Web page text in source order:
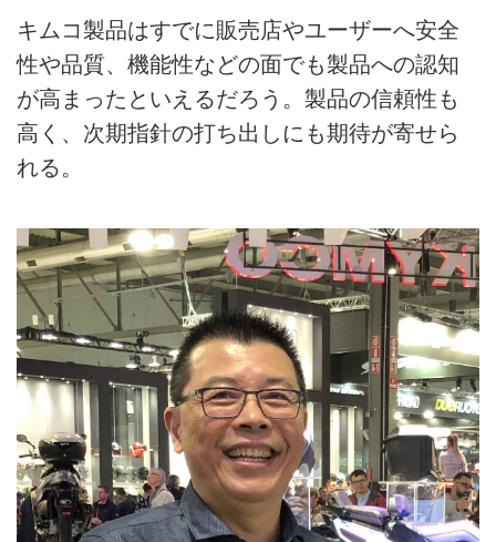
キムコ製品はすでに販売店やユーザーへ安全
性や品質、機能性などの面でも製品への認知
が高まったといえるだろう。製品の信頼性も
高く、次期指針の打ち出しにも期待が寄せら
れる。